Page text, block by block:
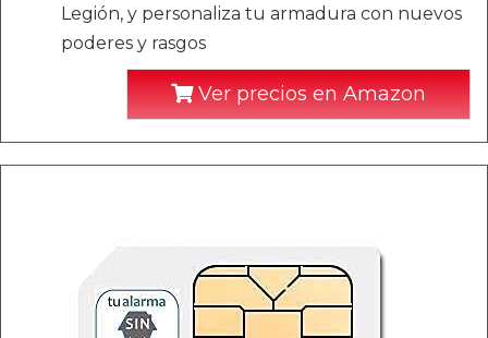
Legión, y personaliza tu armadura con nuevos
poderes y rasgos
Ver precios en Amazon